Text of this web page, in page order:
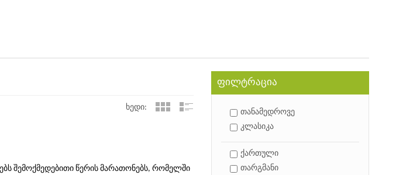
ხედი:
შემოქმედებითი წერის მარათონებს, რომელში
ფილტრაცია
თანამედროვე
კლასიკა
ქართული
თარგმანი